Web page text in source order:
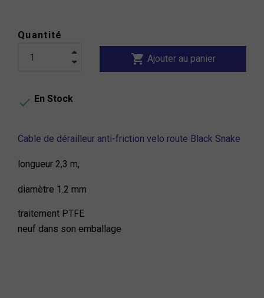
Quantité
shopping_cart Ajouter au panier
 En Stock
Cable de dérailleur anti-friction velo route Black Snake
longueur 2,3 m,
diamètre 1.2 mm
traitement PTFE
neuf dans son emballage